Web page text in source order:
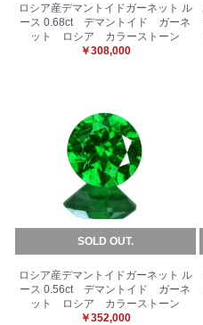
ロシア産デマントイドガーネット ル
ース 0.68ct デマントイド ガーネ
ット ロシア カラーストーン
￥308,000
SOLD OUT.
ロシア産デマントイドガーネット ル
ース 0.56ct デマントイド ガーネ
ット ロシア カラーストーン
￥352,000